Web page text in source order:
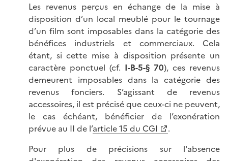
Les revenus perçus en échange de la mise à
disposition d’un local meublé pour le tournage
d’un film sont imposables dans la catégorie des
bénéfices industriels et commerciaux. Cela
étant, si cette mise à disposition présente un
caractère ponctuel (cf. I-B-5-§ 70), ces revenus
demeurent imposables dans la catégorie des
revenus fonciers. S’agissant de revenus
accessoires, il est précisé que ceux-ci ne peuvent,
le cas échéant, bénéficier de l’exonération
prévue au II de l’article 15 du CGI
.
Pour plus de précisions sur l'absence